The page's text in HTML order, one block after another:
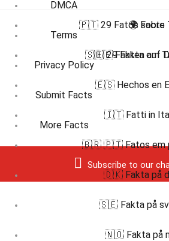
DMCA
Terms
Privacy Policy
Submit Facts
More Facts
Subscribe to our
🇵🇹 29 Fatos sobre
🇸🇪 29 Fakta om
🌍 Facts
🇩🇪 Fakten auf
🇪🇸 Hechos en
🇮🇹 Fatti in
🇧🇷 🇵🇹 Fatos em
🇩🇰 Fakta på
🇸🇪 Fakta på
🇳🇴 Fakta på